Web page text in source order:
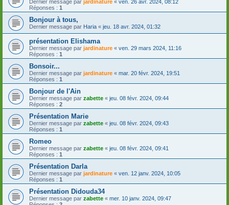
Dernier message par jardinature « ven. 26 avr. 2024, 08:12
Réponses : 1
Bonjour à tous,
Dernier message par Haria « jeu. 18 avr. 2024, 01:32
présentation Elishama
Dernier message par jardinature « ven. 29 mars 2024, 11:16
Réponses : 1
Bonsoir...
Dernier message par jardinature « mar. 20 févr. 2024, 19:51
Réponses : 1
Bonjour de l'Ain
Dernier message par zabette « jeu. 08 févr. 2024, 09:44
Réponses : 2
Présentation Marie
Dernier message par zabette « jeu. 08 févr. 2024, 09:43
Réponses : 1
Romeo
Dernier message par zabette « jeu. 08 févr. 2024, 09:41
Réponses : 1
Présentation Darla
Dernier message par jardinature « ven. 12 janv. 2024, 10:05
Réponses : 1
Présentation Didouda34
Dernier message par zabette « mer. 10 janv. 2024, 09:47